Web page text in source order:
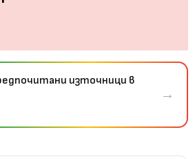
източници в
→